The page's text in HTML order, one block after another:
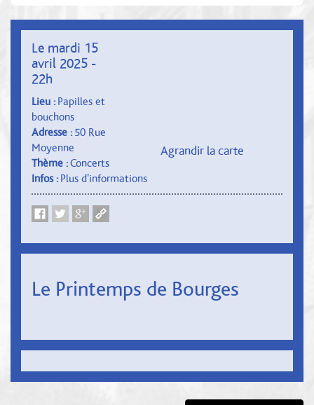
Agrandir la carte
Le mardi 15
avril 2025 -
22h
Lieu : Papilles et
bouchons
Adresse :50 Rue
Moyenne
Thème :Concerts
Infos : Plus d'informations
Le Printemps de Bourges